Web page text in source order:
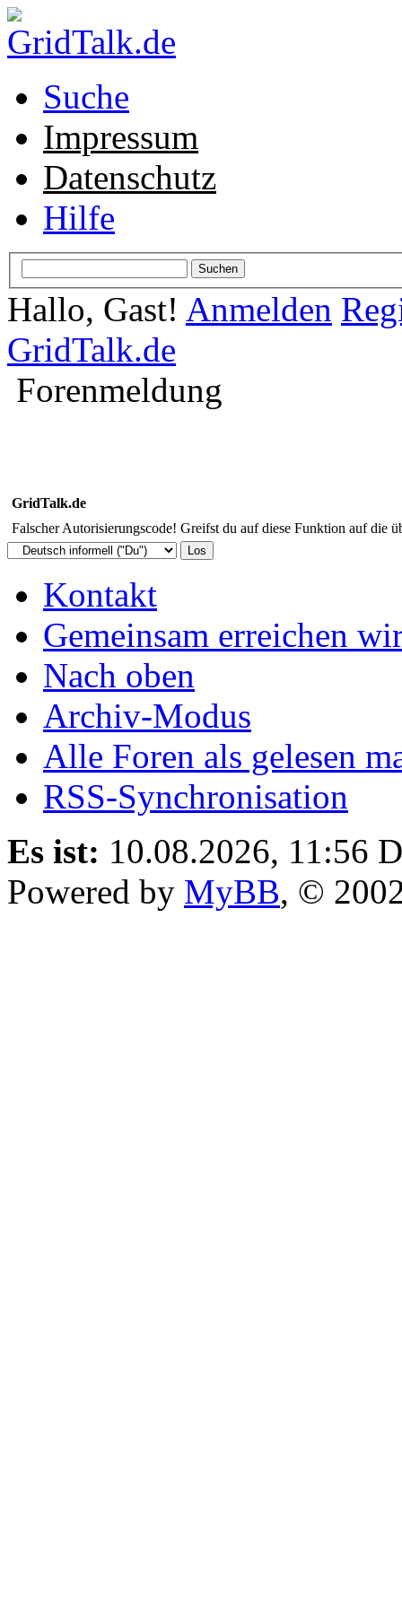
Suche
Impressum
Datenschutz
Hilfe
Hallo, Gast! Anmelden
GridTalk.de
Forenmeldung
GridTalk.de
Falscher Autorisierungscode! Greifst du auf diese Funktion auf die
Kontakt
Gemeinsam erreichen
Nach oben
Archiv-Modus
Alle Foren als gelesen
RSS-Synchronisation
Es ist: 10.08.2026, 11:56
Powered by MyBB, ©